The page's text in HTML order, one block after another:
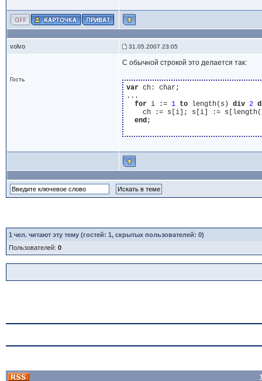
volvo 31.05.2007 23:05
Гость
С обычной строкой это делается так:
var ch: char;
...
for i := 1 to length(s) div 2
ch := s[i]; s[i] :=
end;
1 чел. читают эту тему (гостей: 1, скрытых пользователей: 0)
Пользователей: 0